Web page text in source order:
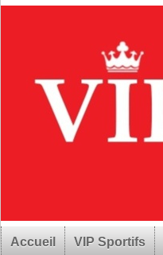
Accueil VIP Sportifs